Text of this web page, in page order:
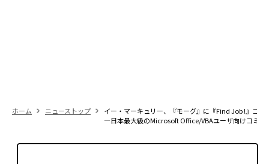
ホーム ニューストップ
イー・マーキュリー、『モーグ』に『Find Job !』コン
―日本最大級のMicrosoft Office/VBAユーザ向けコミ